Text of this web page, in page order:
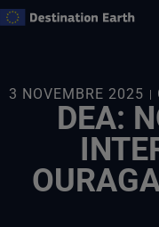
Skip
3 NOVEMBRE 2025
DEA: